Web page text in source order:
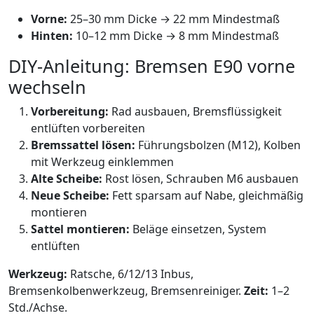
Vorne: 25–30 mm Dicke → 22 mm Mindestmaß
Hinten: 10–12 mm Dicke → 8 mm Mindestmaß
DIY‑Anleitung: Bremsen E90 vorne
wechseln
Vorbereitung: Rad ausbauen, Bremsflüssigkeit
entlüften vorbereiten
Bremssattel lösen: Führungsbolzen (M12), Kolben
mit Werkzeug einklemmen
Alte Scheibe: Rost lösen, Schrauben M6 ausbauen
Neue Scheibe: Fett sparsam auf Nabe, gleichmäßig
montieren
Sattel montieren: Beläge einsetzen, System
entlüften
Werkzeug: Ratsche, 6/12/13 Inbus,
Bremsenkolbenwerkzeug, Bremsenreiniger. Zeit: 1–2
Std./Achse.